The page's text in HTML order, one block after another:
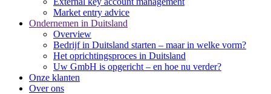
Market entry advice
Ondernemen in Duitsland
Overview
Bedrijf in Duitsland starten – maar in welke vorm?
Het oprichtingsproces in Duitsland
Uw GmbH is opgericht – en hoe nu verder?
Onze klanten
Over ons